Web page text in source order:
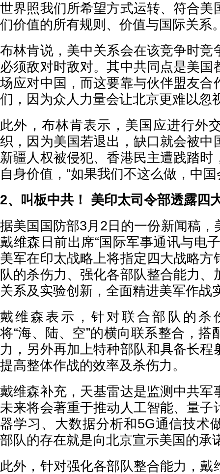
世界照我们所希望方式运转、符合美
们价值的所有规则、价值与国际关系
布林肯说，美中关系会在该竞争时竞
必须敌对时敌对。其中共同点是美国
场应对中国，而这要靠与伙伴盟友合
们，因为众人力量会让北京更难以忽
此外，布林肯表示，美国应进行外
织，因为美国若退出，缺口就会被中
新疆人权被侵犯、香港民主遭践踏时
自身价值，“如果我们不这么做，中
2、叫板中共！ 美印太司令部透露四
据美国国防部3月2日的一份新闻稿，
戴维森日前出席“国际军事通讯与电
美军在印太战略上将指定四大战略方
队的杀伤力、强化各部队整合能力、
关系及实验创新，全面精进美军作战
戴维森表示，针对联合部队的杀
将“海、陆、空”的横向联系整合，搭
力，另外再加上特种部队和具备长程
提高整体作战的效率及杀伤力。
戴维森补充，天基雷达是监测中共军
未来将会著重于推动人工智能、量子
器学习、大数据分析和5G通信技术
部队的存在就是向北京宣示美国的承
此外，针对强化各部队整合能力，戴